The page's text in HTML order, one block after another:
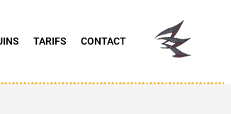
TARIFS CONTACT